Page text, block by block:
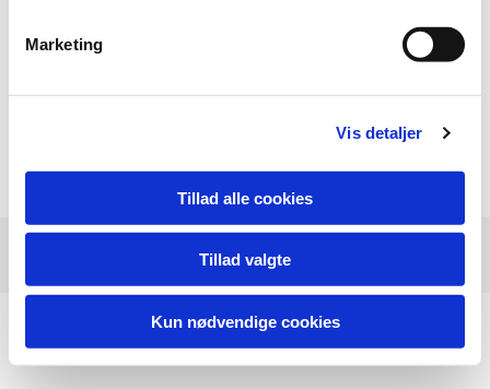
Marketing
Vis detaljer
Tillad alle cookies
Tillad valgte
Kun nødvendige cookies
60+ en Klub i Klubben for 60+ Golfere i Trelleborg Golfklub Slagelse